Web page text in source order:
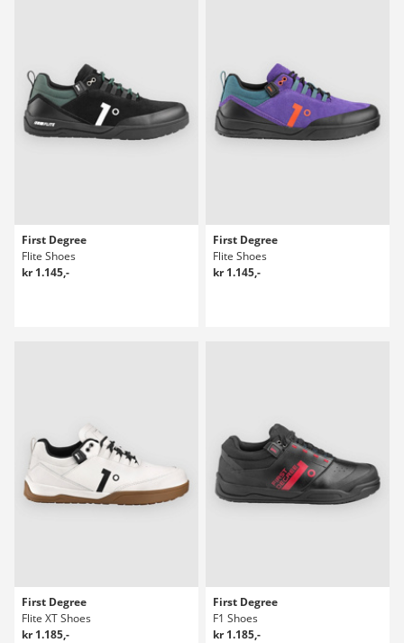
First Degree
Flite Shoes
kr 1.145,-
First Degree
Flite Shoes
kr 1.145,-
First Degree
Flite XT Shoes
kr 1.185,-
First Degree
F1 Shoes
kr 1.185,-